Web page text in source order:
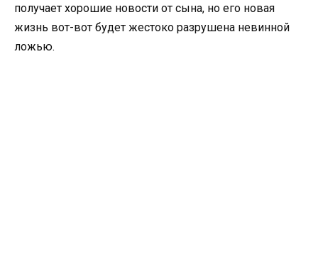
получает хорошие новости от сына, но его новая
жизнь вот-вот будет жестоко разрушена невинной
ложью.